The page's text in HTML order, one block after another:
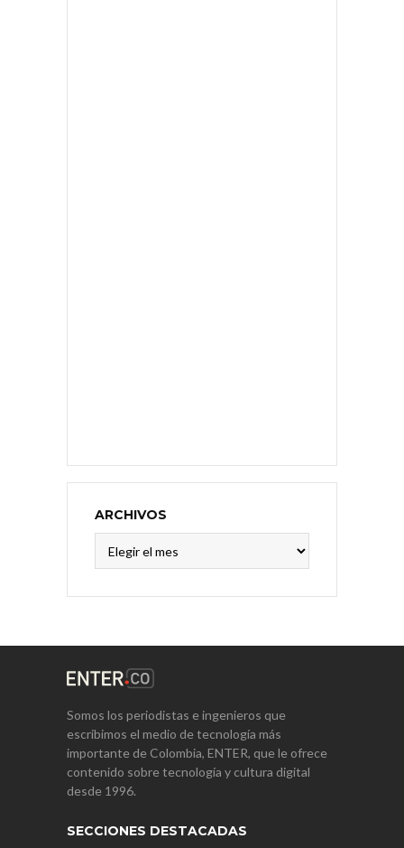
ARCHIVOS
Somos los periodistas e ingenieros que
escribimos el medio de tecnología más
importante de Colombia, ENTER, que le ofrece
contenido sobre tecnología y cultura digital
desde 1996.
SECCIONES DESTACADAS